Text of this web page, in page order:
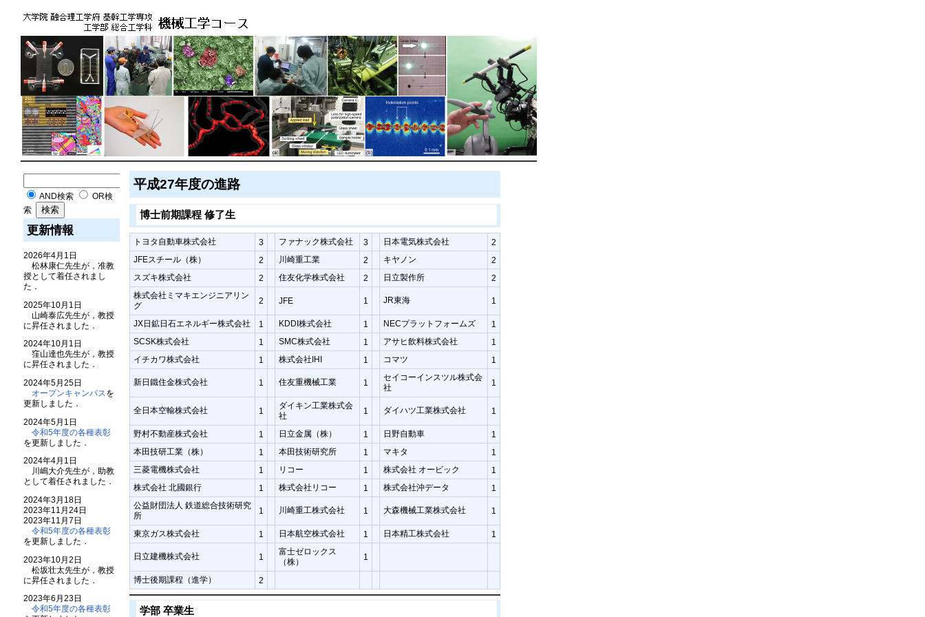
AND検索
OR検
索
更新情報
2026年4月1日
松林康仁先生が，准教
授として着任されまし
た．
2025年10月1日
山崎泰広先生が，教授
に昇任されました．
2024年10月1日
窪山達也先生が，教授
に昇任されました．
2024年5月25日
オープンキャンパス を
更新しました．
2024年5月1日
令和5年度の各種表彰
を更新しました．
2024年4月1日
川嶋大介先生が，助教
として着任されました．
2024年3月18日
2023年11月24日
2023年11月7日
令和5年度の各種表彰
を更新しました．
2023年10月2日
松坂壮太先生が，教授
に昇任されました．
2023年6月23日
令和5年度の各種表彰
平成27年度の進路
博士前期課程 修了生
トヨタ自動車株式会社 3 ファナック株式会社 3 日本電気株式会社
2
JFEスチール（株）
2 川崎重工業 2 キヤノン
2
スズキ株式会社
2 住友化学株式会社 2 日立製作所
2
株式会社ミマキエンジニアリン
グ
2 JFE 1 JR東海 1
JX日鉱日石エネルギー株式会社 1 KDDI株式会社 1 NECプラットフォームズ
1
SCSK株式会社
1 SMC株式会社 1 アサヒ飲料株式会社
1
イチカワ株式会社
1 株式会社IHI 1 コマツ 1
新日鐵住金株式会社 1 住友重機械工業 1
セイコーインスツル株式会
社
1
全日本空輸株式会社 1
ダイキン工業株式会
社
1 ダイハツ工業株式会社 1
野村不動産株式会社 1 日立金属（株） 1 日野自動車
1
本田技研工業（株）
1 本田技術研究所 1 マキタ
1
三菱電機株式会社
1 リコー 1 株式会社 オービック
1
株式会社 北國銀行
1 株式会社リコー 1 株式会社沖データ
1
公益財団法人 鉄道総合技術研究
所
1 川崎重工株式会社 1 大森機械工業株式会社 1
東京ガス株式会社 1 日本航空株式会社 1 日本精工株式会社 1
日立建機株式会社 1
富士ゼロックス
（株）
1
博士後期課程（進学） 2
学部 卒業生